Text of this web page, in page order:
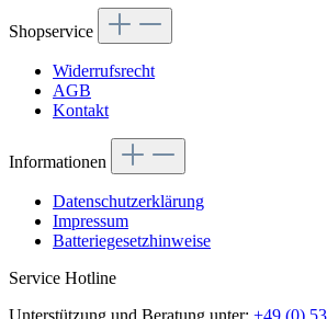
Shopservice
Widerrufsrecht
AGB
Kontakt
Informationen
Datenschutzerklärung
Impressum
Batteriegesetzhinweise
Service Hotline